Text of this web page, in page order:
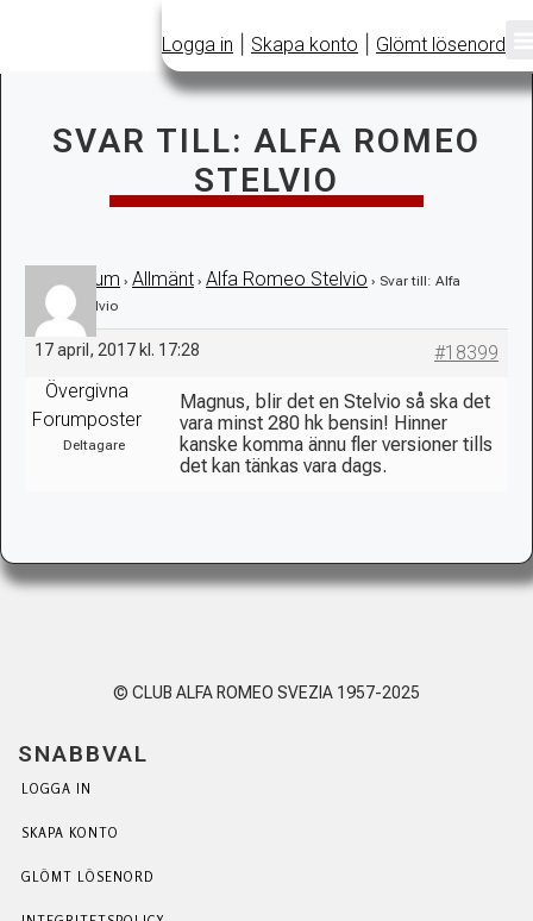
Logga in Skapa konto Glömt lösenord
SVAR TILL: ALFA ROMEO
STELVIO
› Forum › Allmänt › Alfa Romeo Stelvio › Svar till: Alfa
Romeo Stelvio
17 april, 2017 kl. 17:28
#18399
Övergivna
Forumposter
Deltagare
Magnus, blir det en Stelvio så ska det
vara minst 280 hk bensin! Hinner
kanske komma ännu fler versioner tills
det kan tänkas vara dags.
© CLUB ALFA ROMEO SVEZIA 1957-2025
SNABBVAL
LOGGA IN
SKAPA KONTO
GLÖMT LÖSENORD